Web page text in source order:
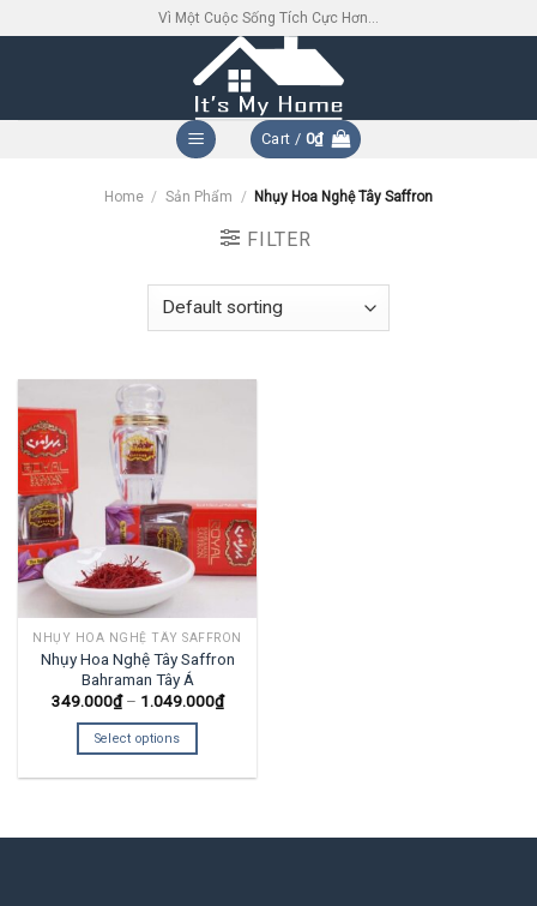
to
Vì Một Cuộc Sống Tích Cực Hơn...
Cart / 0₫
Home / Sản Phẩm / Nhụy Hoa Nghệ Tây Saffron
FILTER
NHỤY HOA NGHỆ TÂY SAFFRON
Nhụy Hoa Nghệ Tây Saffron
Bahraman Tây Á
349.000₫– 1.049.000₫
Select options